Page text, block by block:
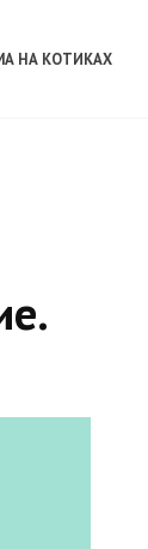
НА КОТИКАХ